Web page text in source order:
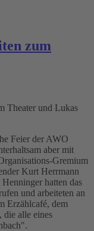
zum
Feier der AWO
aber mit
Gremium
Kurt Herrmann
hatten das
und arbeiteten an
Erzählcafé, dem
die alle eines